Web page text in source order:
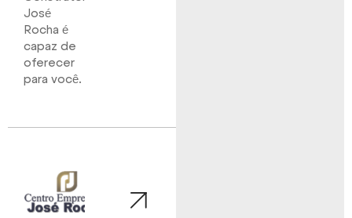
José
Rocha é
capaz de
oferecer
para você.